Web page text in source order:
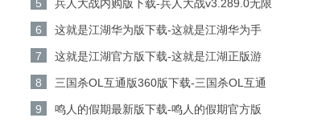
5
兵人大战内购版下载-兵人大战v3.289.0无限
金币钻石版下载
6
这就是江湖华为版下载-这就是江湖华为手
机游戏v14.3.0安卓版下载
7
这就是江湖官方版下载-这就是江湖正版游
戏v14.3.0安卓版下载
8
三国杀OL互通版360版下载-三国杀OL互通
版360客户端v3.9.0安卓版下载
9
鸣人的假期最新版下载-鸣人的假期官方版